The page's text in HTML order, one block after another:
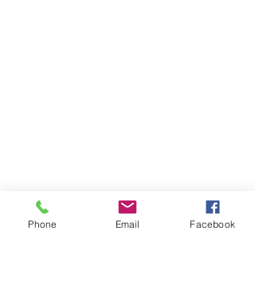
Phone Email Facebook